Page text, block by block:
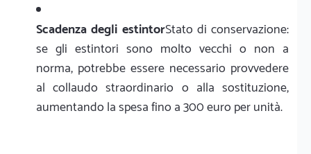
Scadenza degli estintorStato di conservazione:
se gli estintori sono molto vecchi o non a
norma, potrebbe essere necessario provvedere
al collaudo straordinario o alla sostituzione,
aumentando la spesa fino a 300 euro per unità.